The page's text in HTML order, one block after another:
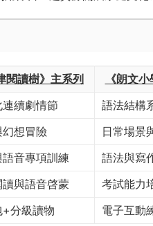
閱讀樹》主系列 《朗文小
續劇情節 語法結構
想冒險 日常場景
音專項訓練 語法與寫
與語音啓蒙 考試能力
+分級讀物 電子互動